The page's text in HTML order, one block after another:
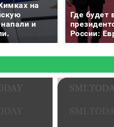
на
и
Где будет
России: